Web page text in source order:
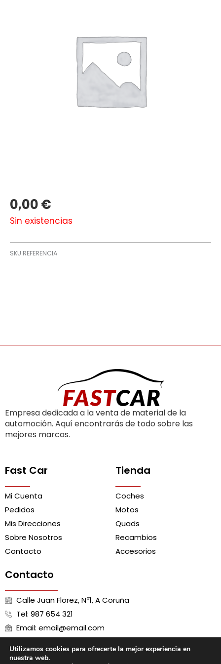
0,00€
Sin existencias
SKU REFERENCIA
Empresa dedicada a la venta de material de la
automoción. Aquí encontrarás de todo sobre las
mejores marcas.
Fast Car
Mi Cuenta
Pedidos
Mis Direcciones
Sobre Nosotros
Contacto
Tienda
Coches
Motos
Quads
Recambios
Accesorios
Contacto
Calle Juan Florez, Nº1, A Coruña
Tel: 987 654 321
Email: email@email.com
Utilizamos cookies para ofrecerte la mejor experiencia en
nuestra web.